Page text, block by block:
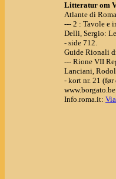
Litteratur om
Atlante di
--- 2 : Tavole e
Delli, Sergio:
- side 712.
Guide Rionali
--- Rione VII
Lanciani,
- kort nr. 21 (før
Info.roma.it: